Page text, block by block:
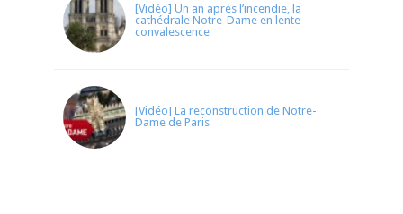
[Vidéo] Un an après l’incendie, la
cathédrale Notre-Dame en lente
convalescence
[Vidéo] La reconstruction de Notre-
Dame de Paris